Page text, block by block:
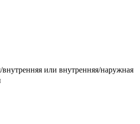
внутренняя или внутренняя/наружная